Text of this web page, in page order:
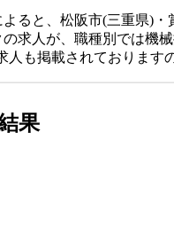
ると、松阪市(三重県)
求人が、職種別では機
も掲載されております
果